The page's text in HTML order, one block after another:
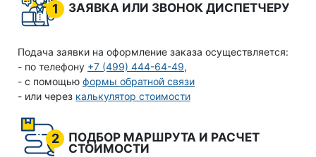
1 ЗАЯВКА ИЛИ ЗВОНОК ДИСПЕТЧЕРУ
Подача заявки на оформление заказа осуществляется:
- по телефону +7 (499) 444-64-49,
- с помощью формы обратной связи
- или через калькулятор стоимости
2
ПОДБОР МАРШРУТА И РАСЧЕТ
СТОИМОСТИ